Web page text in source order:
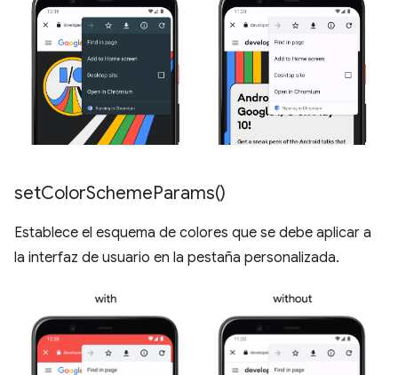
setColorSchemeParams()
Establece el esquema de colores que se debe aplicar a
la interfaz de usuario en la pestaña personalizada.